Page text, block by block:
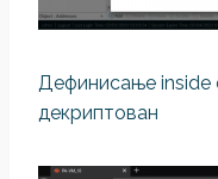
Дефинисање inside
декриптован